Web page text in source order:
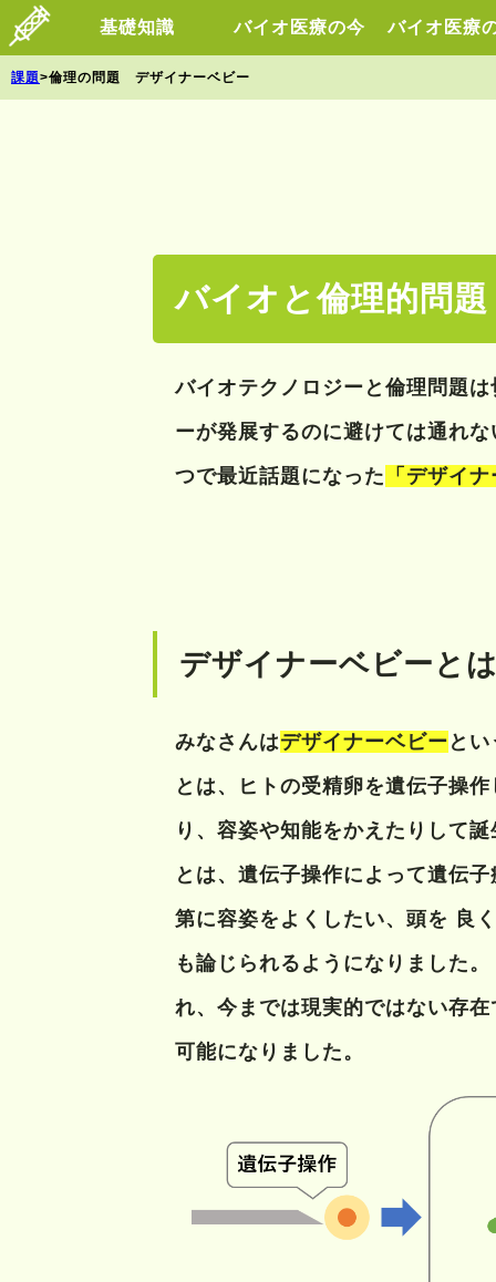
基礎知識 バイオ医療の今 バイオ医療
課題>倫理の問題 デザイナーベビー
バイオと倫理的問題
バイオテクノロジーと倫理問題
ーが発展するのに避けては通れ
つで最近話題になった 「デザイ
デザイナーベビーと
みなさんはデザイナーベビー と
とは、ヒトの受精卵を遺伝子操
り、容姿や知能をかえたりして
とは、遺伝子操作によって遺伝
第に容姿をよくしたい、頭を 良
も論じられるようになりました
れ、今までは現実的ではない存
可能になりました。